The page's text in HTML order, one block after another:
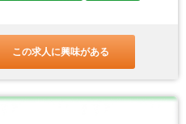
この求人に興味がある